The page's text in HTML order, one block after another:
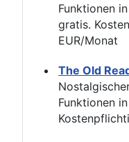
Funktionen
gratis.
EUR/Monat
The Old
Funktionen